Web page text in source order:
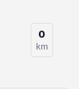
0
km